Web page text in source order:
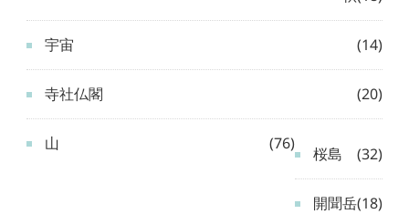
宇宙 (14)
寺社仏閣 (20)
山 (76)
桜島 (32)
開聞岳(18)